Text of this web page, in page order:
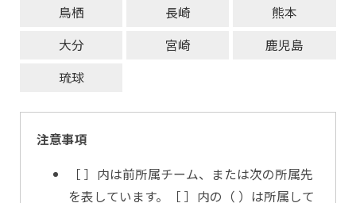
鳥栖
長崎
熊本
大分
宮崎
鹿児島
琉球
注意事項
［ ］内は前所属チーム、または次の所属先
を表しています。［ ］内の（ ）は所属して